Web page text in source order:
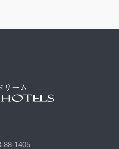
88-1405